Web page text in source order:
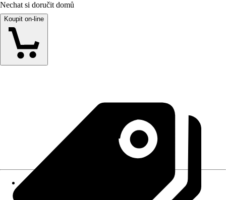
Nechat si doručit domů
Koupit on-line